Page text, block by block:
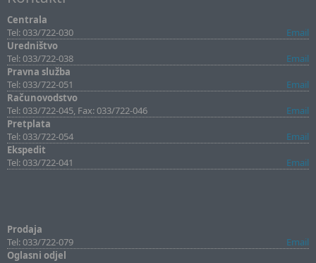
Centrala
Tel: 033/722-030
Email
Uredništvo
Tel: 033/722-038
Email
Pravna služba
Tel: 033/722-051
Email
Računovodstvo
Tel: 033/722-045, Fax: 033/722-046
Email
Pretplata
Tel: 033/722-054
Email
Ekspedit
Tel: 033/722-041
Email
Prodaja
Tel: 033/722-079
Email
Oglasni odjel